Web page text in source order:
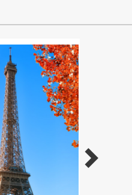
11 ngày 10 đêm